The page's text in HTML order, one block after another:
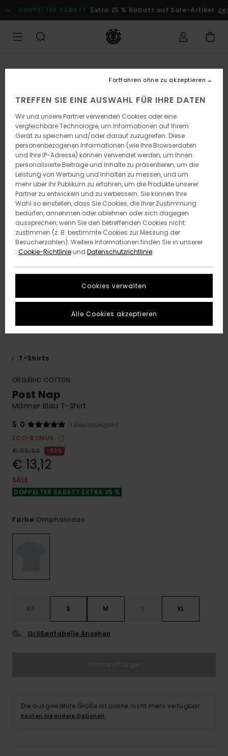
zur
Produktinformation
DOPPELTER RABATT Extra 25 % Rabatt auf Sale-Artikel
T-Shirts
ORGANIC COTTON
Post Nap
Männer Blau T-Shirt
5.0
(1 Bewertungen)
ECO-BONUS
€ 35,00
63%
€ 13,12
SALE
DOPPELTER RABATT EXTRA 25 %
Farbe Omphalodes
XS S M L XL
Größentabelle Ansehen
Die ausgewählte Größe ist online nicht mehr verfügbar.
Kaufen Sie andere Optionen
TREFFEN SIE EINE AUSWAHL FÜR IHRE DATEN
Wir und unsere Partner verwenden Cookies oder eine
vergleichbare Technologie, um Informationen auf Ihrem
Gerät zu speichern und/oder darauf zuzugreifen. Diese
personenbezogenen Informationen (wie Ihre Browserdaten
und Ihre IP-Adresse) können verwendet werden, um Ihnen
personalisierte Beiträge und Inhalte zu präsentieren, um die
Leistung von Werbung und Inhalten zu messen, und um
mehr über ihr Publikum zu erfahren, um die Produkte unserer
Partner zu entwickeln und zu verbessern. Sie können Ihre
Wahl so einstellen, dass Sie Cookies, die Ihrer Zustimmung
bedürfen, annehmen oder ablehnen oder sich dagegen
aussprechen, wenn Sie den betreffenden Cookies nicht
zustimmen (z. B. bestimmte Cookies zur Messung der
Besucherzahlen). Weitere Informationen finden Sie in unserer
: Cookie-Richtlinieund Datenschutzrichtlinie
Cookies verwalten
Fortfahren ohne zu akzeptieren
Alle Cookies akzeptieren